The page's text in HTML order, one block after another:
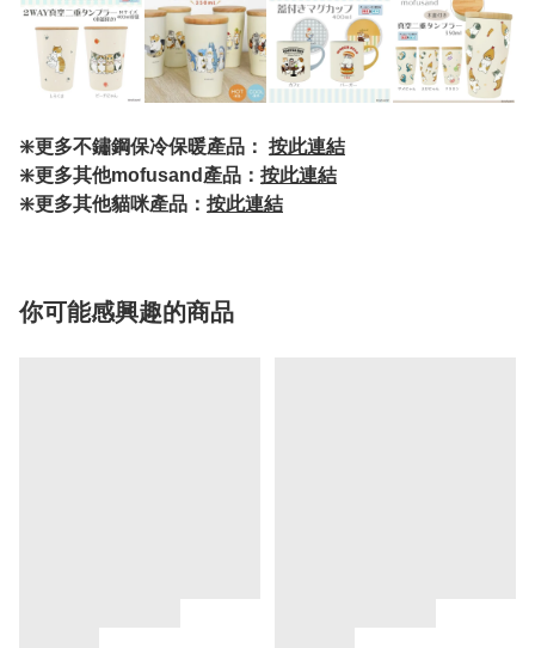
❇️更多不鏽鋼保冷保暖產品： 按此連結
❇️更多其他mofusand產品： 按此連結
❇️更多其他貓咪產品： 按此連結
你可能感興趣的商品